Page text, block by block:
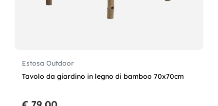
Estosa Outdoor
Tavolo da giardino in legno di bamboo 70x70cm